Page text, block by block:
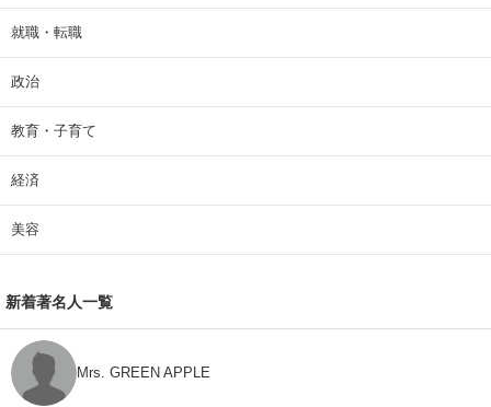
就職・転職
政治
教育・子育て
経済
美容
新着著名人一覧
Mrs. GREEN APPLE